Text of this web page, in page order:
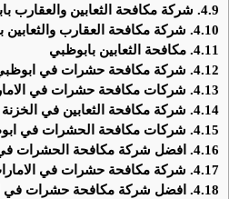
4.9. شركة مكافحة الثعابين والعقارب
4.10. شركة مكافحة العقارب والثعابين
4.11. مكافحة الثعابين بابوظبي
4.12. شركة مكافحة حشرات في
4.13. شركات مكافحة حشرات في
4.14. شركة مكافحة الثعابين في الخزنة
4.15. شركات مكافحة الحشرات في
4.16.
افضل شركة مكافحة الحشرات
4.17. شركة مكافحة حشرات في
4.18.
افضل شركة مكافحة حشرات في